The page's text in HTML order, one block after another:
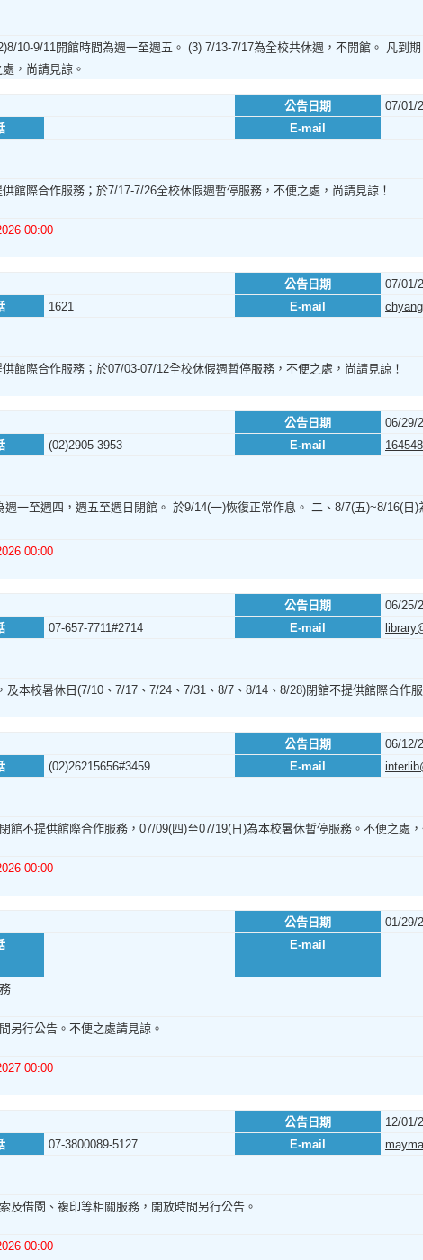
10-9/11開館時間為週一至週五。 (3) 7/13-7/17為全校共休週，不開館。 凡到
，尚請見諒。
公告日期
07/01/
E-mail
館際合作服務；於7/17-7/26全校休假週暫停服務，不便之處，尚請見諒！
00:00
公告日期
07/01/
1621 E-mail
館際合作服務；於07/03-07/12全校休假週暫停服務，不便之處，尚請見諒！
公告日期
06/29/
(02)2905-3953 E-mail
一至週四，週五至週日閉館。 於9/14(一)恢復正常作息。 二、8/7(五)~8/16(
00:00
公告日期
06/25/
07-657-7711#2714 E-mail
本校暑休日(7/10、7/17、7/24、7/31、8/7、8/14、8/28)閉館不提供館際合作
公告日期
06/12/
(02)26215656#3459 E-mail
館不提供館際合作服務，07/09(四)至07/19(日)為本校暑休暫停服務。不便之處，
00:00
公告日期
01/29/
E-mail
另行公告。不便之處請見諒。
00:00
公告日期
12/01/
07-3800089-5127 E-mail
及借閱、複印等相關服務，開放時間另行公告。
00:00